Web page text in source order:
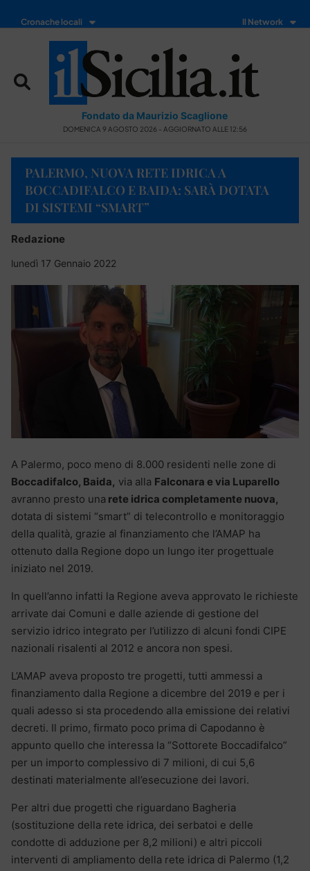
Cronache locali Il Network
Fondato da Maurizio Scaglione
DOMENICA 9 AGOSTO 2026 - AGGIORNATO ALLE 12:56
PALERMO, NUOVA RETE IDRICA A
BOCCADIFALCO E BAIDA: SARÀ DOTATA
DI SISTEMI “SMART”
Redazione
lunedì 17 Gennaio 2022
A Palermo, poco meno di 8.000 residenti nelle zone di
Boccadifalco, Baida, via alla Falconara e via Luparello
avranno presto una rete idrica completamente nuova,
dotata di sistemi “smart” di telecontrollo e monitoraggio
della qualità, grazie al finanziamento che l’AMAP ha
ottenuto dalla Regione dopo un lungo iter progettuale
iniziato nel 2019.
In quell’anno infatti la Regione aveva approvato le richieste
arrivate dai Comuni e dalle aziende di gestione del
servizio idrico integrato per l’utilizzo di alcuni fondi CIPE
nazionali risalenti al 2012 e ancora non spesi.
L’AMAP aveva proposto tre progetti, tutti ammessi a
finanziamento dalla Regione a dicembre del 2019 e per i
quali adesso si sta procedendo alla emissione dei relativi
decreti. Il primo, firmato poco prima di Capodanno è
appunto quello che interessa la “Sottorete Boccadifalco”
per un importo complessivo di 7 milioni, di cui 5,6
destinati materialmente all’esecuzione dei lavori.
Per altri due progetti che riguardano Bagheria
(sostituzione della rete idrica, dei serbatoi e delle
condotte di adduzione per 8,2 milioni) e altri piccoli
interventi di ampliamento della rete idrica di Palermo (1,2